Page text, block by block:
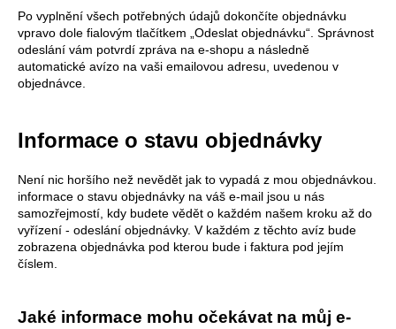
Po vyplnění všech potřebných údajů dokončíte objednávku
vpravo dole fialovým tlačítkem „Odeslat objednávku“. Správnost
odeslání vám potvrdí zpráva na e-shopu a následně
automatické avízo na vaši emailovou adresu, uvedenou v
objednávce.
Informace o stavu objednávky
Není nic horšího než nevědět jak to vypadá z mou objednávkou.
informace o stavu objednávky na váš e-mail jsou u nás
samozřejmostí, kdy budete vědět o každém našem kroku až do
vyřízení - odeslání objednávky. V každém z těchto avíz bude
zobrazena objednávka pod kterou bude i faktura pod jejím
číslem.
Jaké informace mohu očekávat na můj e-